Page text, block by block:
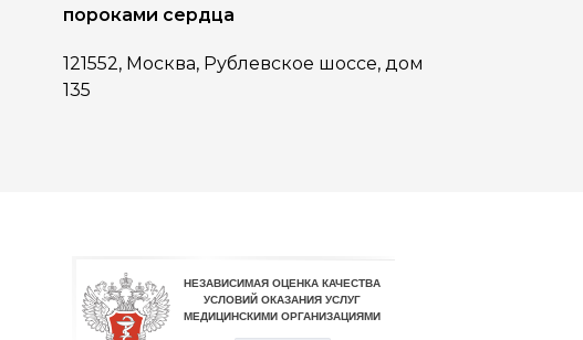
пороками сердца
121552, Москва, Рублевское шоссе, дом
135